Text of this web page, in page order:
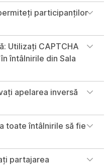
participanților
Utilizați CAPTCHA
întâlnirile din Sala
apelarea inversă
toate întâlnirile să fie
partajarea